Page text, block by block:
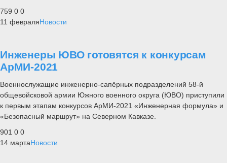
759 0 0
11 февраляНовости
Инженеры ЮВО готовятся к конкурсам
АрМИ-2021
Военнослужащие инженерно-сапёрных подразделений 58-й
общевойсковой армии Южного военного округа (ЮВО) приступили
к первым этапам конкурсов АрМИ-2021 «Инженерная формула» и
«Безопасный маршрут» на Северном Кавказе.
901 0 0
14 мартаНовости